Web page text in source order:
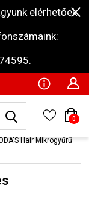
elérhetőek
0
Hair Mikrogyűrű